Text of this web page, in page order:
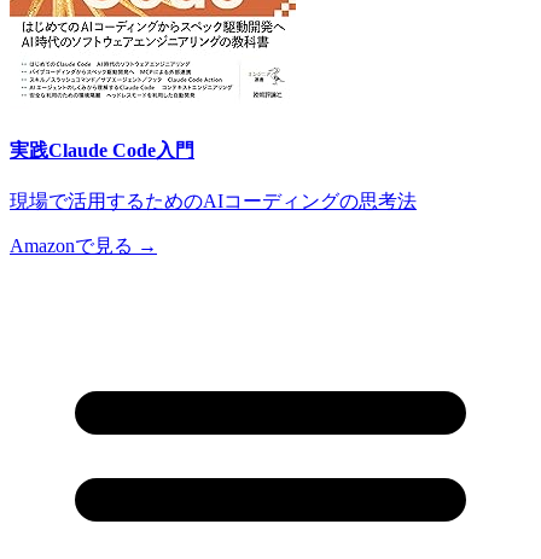
実践Claude Code入門
現場で活用するためのAIコーディングの思考法
Amazonで見る →